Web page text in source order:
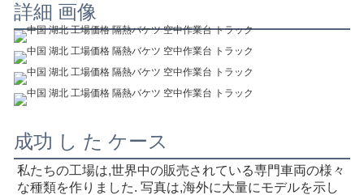
詳細 画像
成功 し た ケース
私たちの工場は,世界中の販売されている専門車両の様々
な種類を作りました. 写真は,海外に大量にモデルを示し